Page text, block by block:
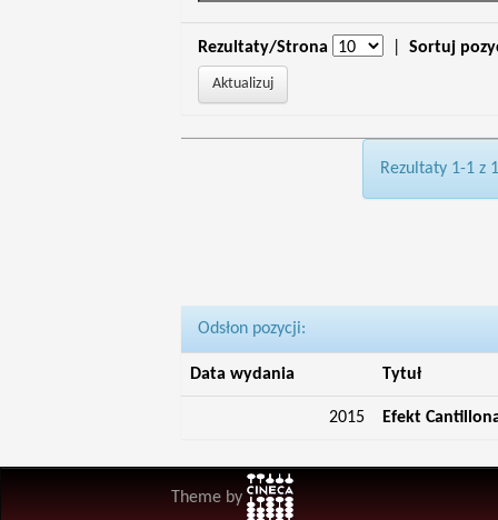
Rezultaty/Strona Sortuj
Rezultaty 1-1 z
Odsłon pozycji:
Data wydania Tytuł
2015 Efekt
Theme by